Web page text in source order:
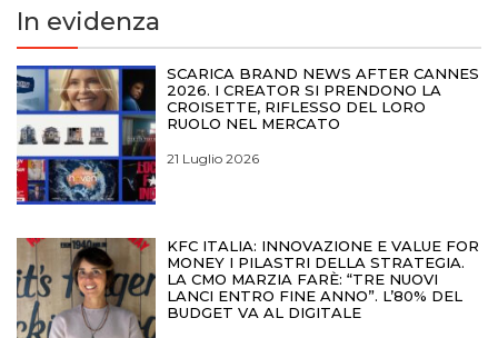
In evidenza
SCARICA BRAND NEWS AFTER CANNES
2026. I CREATOR SI PRENDONO LA
CROISETTE, RIFLESSO DEL LORO
RUOLO NEL MERCATO
21 Luglio 2026
KFC ITALIA: INNOVAZIONE E VALUE FOR
MONEY I PILASTRI DELLA STRATEGIA.
LA CMO MARZIA FARÈ: “TRE NUOVI
LANCI ENTRO FINE ANNO”. L’80% DEL
BUDGET VA AL DIGITALE